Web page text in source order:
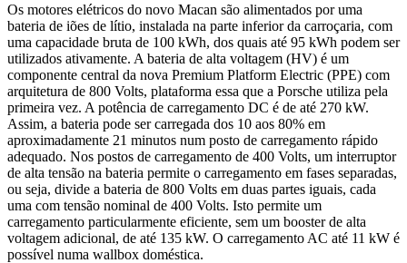
Os motores elétricos do novo Macan são alimentados por uma
bateria de iões de lítio, instalada na parte inferior da carroçaria, com
uma capacidade bruta de 100 kWh, dos quais até 95 kWh podem ser
utilizados ativamente. A bateria de alta voltagem (HV) é um
componente central da nova Premium Platform Electric (PPE) com
arquitetura de 800 Volts, plataforma essa que a Porsche utiliza pela
primeira vez. A potência de carregamento DC é de até 270 kW.
Assim, a bateria pode ser carregada dos 10 aos 80% em
aproximadamente 21 minutos num posto de carregamento rápido
adequado. Nos postos de carregamento de 400 Volts, um interruptor
de alta tensão na bateria permite o carregamento em fases separadas,
ou seja, divide a bateria de 800 Volts em duas partes iguais, cada
uma com tensão nominal de 400 Volts. Isto permite um
carregamento particularmente eficiente, sem um booster de alta
voltagem adicional, de até 135 kW. O carregamento AC até 11 kW é
possível numa wallbox doméstica.